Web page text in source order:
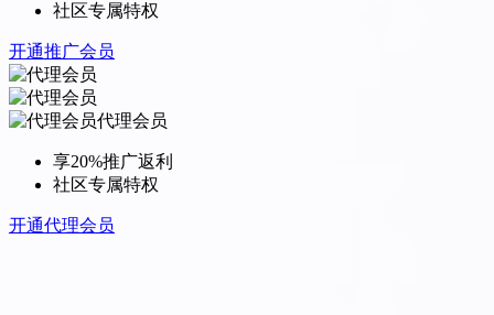
社区专属特权
开通推广会员
代理会员
享20%推广返利
社区专属特权
开通代理会员